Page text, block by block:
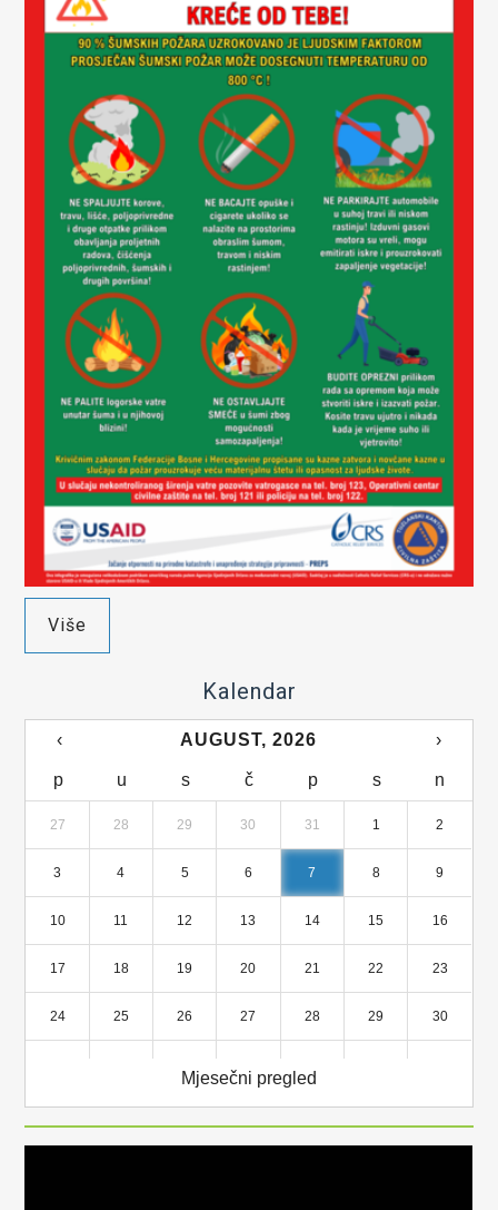
Više
Kalendar
‹ AUGUST, 2026 ›
p u s č p s n
27 28 29 30 31 1 2
3 4 5 6 7 8 9
10 11 12 13 14 15 16
17 18 19 20 21 22 23
24 25 26 27 28 29 30
Mjesečni pregled